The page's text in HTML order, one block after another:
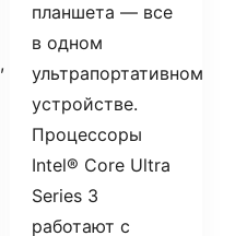
планшета — все
в одном
ультрапортативном
устройстве.
Процессоры
Intel® Core Ultra
Series 3
работают с